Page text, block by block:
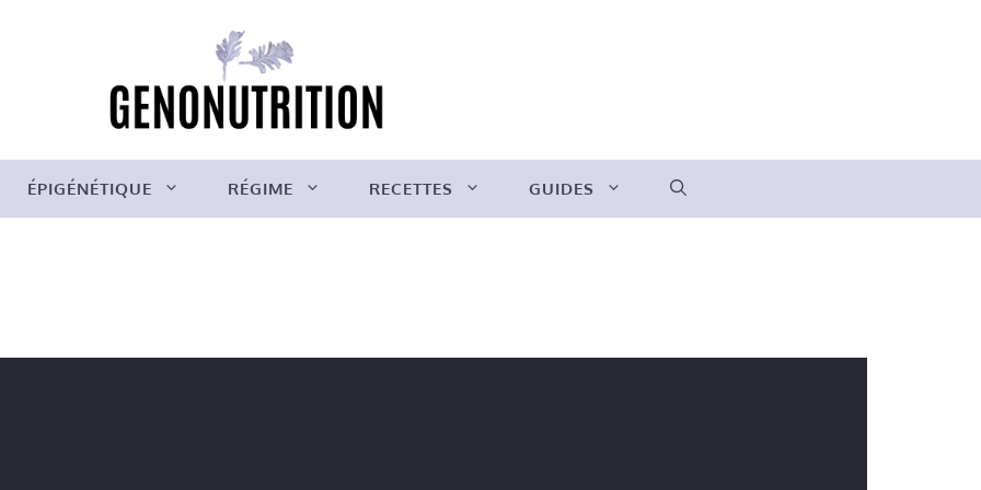
ÉPIGÉNÉTIQUE RÉGIME RECETTES GUIDES